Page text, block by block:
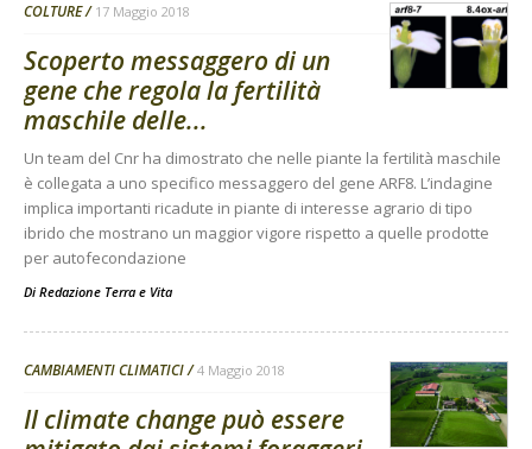
COLTURE 17 Maggio 2018
Scoperto messaggero di un
gene che regola la fertilità
maschile delle...
Un team del Cnr ha dimostrato che nelle piante la fertilità maschile
è collegata a uno specifico messaggero del gene ARF8. L’indagine
implica importanti ricadute in piante di interesse agrario di tipo
ibrido che mostrano un maggior vigore rispetto a quelle prodotte
per autofecondazione
Di Redazione Terra e Vita
CAMBIAMENTI CLIMATICI 4 Maggio 2018
Il climate change può essere